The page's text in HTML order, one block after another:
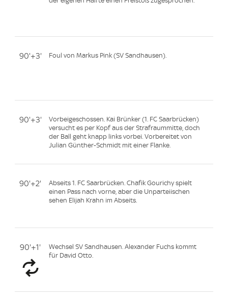
90'+3' Foul von Markus Pink (SV Sandhausen).
90'+3'
Vorbeigeschossen. Kai Brünker (1. FC Saarbrücken)
versucht es per Kopf aus der Strafraummitte, doch
der Ball geht knapp links vorbei. Vorbereitet von
Julian Günther-Schmidt mit einer Flanke.
90'+2'
Abseits 1. FC Saarbrücken. Chafik Gourichy spielt
einen Pass nach vorne, aber die Unparteiischen
sehen Elijah Krahn im Abseits.
90'+1'
Wechsel SV Sandhausen. Alexander Fuchs kommt
für David Otto.